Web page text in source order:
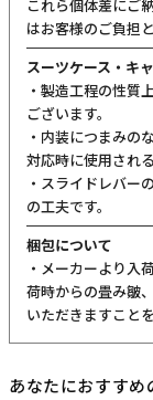
これら個体差にご
はお客様のご負担
スーツケース・キ
・製造工程の性質
ございます。
・内装につまみの
対応時に使用される
・スライドレバー
の工夫です。
梱包について
・メーカーより入
荷時からの畳み皺
いただきますこと
あなたにおすすめ